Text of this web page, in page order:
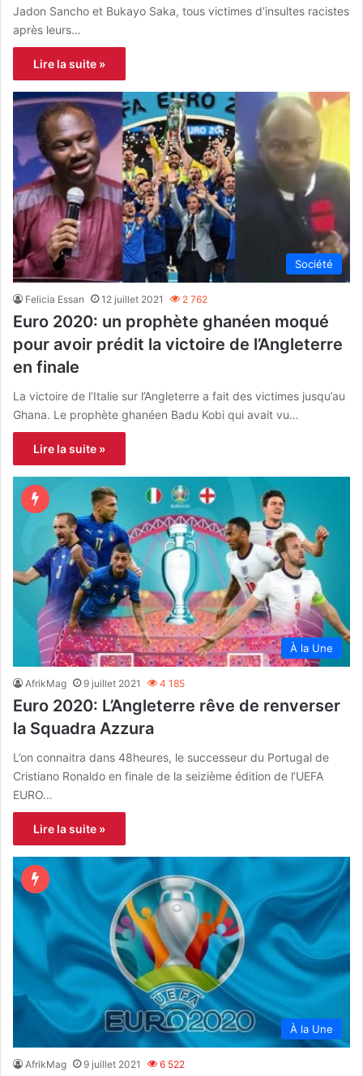
Jadon Sancho et Bukayo Saka, tous victimes d’insultes racistes
après leurs…
Lire la suite »
Société
Felicia Essan 12 juillet 2021 2 762
Euro 2020: un prophète ghanéen moqué
pour avoir prédit la victoire de l’Angleterre
en finale
La victoire de l’Italie sur l’Angleterre a fait des victimes jusqu’au
Ghana. Le prophète ghanéen Badu Kobi qui avait vu…
Lire la suite »
À la Une
AfrikMag 9 juillet 2021 4 185
Euro 2020: L’Angleterre rêve de renverser
la Squadra Azzura
L’on connaitra dans 48heures, le successeur du Portugal de
Cristiano Ronaldo en finale de la seizième édition de l’UEFA
EURO…
Lire la suite »
À la Une
AfrikMag 9 juillet 2021 6 522